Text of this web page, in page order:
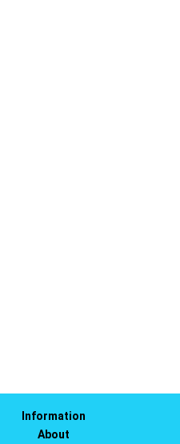
Information
About